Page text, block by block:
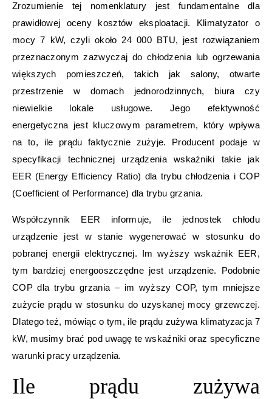
Zrozumienie tej nomenklatury jest fundamentalne dla
prawidłowej oceny kosztów eksploatacji. Klimatyzator o
mocy 7 kW, czyli około 24 000 BTU, jest rozwiązaniem
przeznaczonym zazwyczaj do chłodzenia lub ogrzewania
większych pomieszczeń, takich jak salony, otwarte
przestrzenie w domach jednorodzinnych, biura czy
niewielkie lokale usługowe. Jego efektywność
energetyczna jest kluczowym parametrem, który wpływa
na to, ile prądu faktycznie zużyje. Producent podaje w
specyfikacji technicznej urządzenia wskaźniki takie jak
EER (Energy Efficiency Ratio) dla trybu chłodzenia i COP
(Coefficient of Performance) dla trybu grzania.
Współczynnik EER informuje, ile jednostek chłodu
urządzenie jest w stanie wygenerować w stosunku do
pobranej energii elektrycznej. Im wyższy wskaźnik EER,
tym bardziej energooszczędne jest urządzenie. Podobnie
COP dla trybu grzania – im wyższy COP, tym mniejsze
zużycie prądu w stosunku do uzyskanej mocy grzewczej.
Dlatego też, mówiąc o tym, ile prądu zużywa klimatyzacja 7
kW, musimy brać pod uwagę te wskaźniki oraz specyficzne
warunki pracy urządzenia.
Ile prądu zużywa